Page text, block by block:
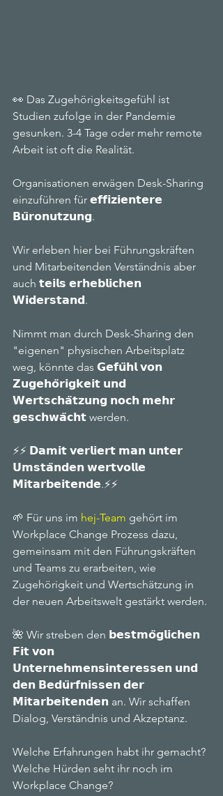
👀 Das Zugehörigkeitsgefühl ist
Studien zufolge in der Pandemie
gesunken. 3-4 Tage oder mehr remote
Arbeit ist oft die Realität.
Organisationen erwägen Desk-Sharing
einzuführen für 𝗲𝗳𝗳𝗶𝘇𝗶𝗲𝗻𝘁𝗲𝗿𝗲
𝗕𝘂̈𝗿𝗼𝗻𝘂𝘁𝘇𝘂𝗻𝗴.
Wir erleben hier bei Führungskräften
und Mitarbeitenden Verständnis aber
auch 𝘁𝗲𝗶𝗹𝘀 𝗲𝗿𝗵𝗲𝗯𝗹𝗶𝗰𝗵𝗲𝗻
𝗪𝗶𝗱𝗲𝗿𝘀𝘁𝗮𝗻𝗱.
Nimmt man durch Desk-Sharing den
"eigenen" physischen Arbeitsplatz
weg, könnte das 𝗚𝗲𝗳𝘂̈𝗵𝗹 𝘃𝗼𝗻
𝗭𝘂𝗴𝗲𝗵𝗼̈𝗿𝗶𝗴𝗸𝗲𝗶𝘁 𝘂𝗻𝗱
𝗪𝗲𝗿𝘁𝘀𝗰𝗵𝗮̈𝘁𝘇𝘂𝗻𝗴 𝗻𝗼𝗰𝗵 𝗺𝗲𝗵𝗿
𝗴𝗲𝘀𝗰𝗵𝘄𝗮̈𝗰𝗵𝘁 werden.
⚡⚡ 𝗗𝗮𝗺𝗶𝘁 𝘃𝗲𝗿𝗹𝗶𝗲𝗿𝘁 𝗺𝗮𝗻 𝘂𝗻𝘁𝗲𝗿
𝗨𝗺𝘀𝘁𝗮̈𝗻𝗱𝗲𝗻 𝘄𝗲𝗿𝘁𝘃𝗼𝗹𝗹𝗲
𝗠𝗶𝘁𝗮𝗿𝗯𝗲𝗶𝘁𝗲𝗻𝗱𝗲.⚡⚡
🌱 Für uns im hej-Team gehört im
Workplace Change Prozess dazu,
gemeinsam mit den Führungskräften
und Teams zu erarbeiten, wie
Zugehörigkeit und Wertschätzung in
der neuen Arbeitswelt gestärkt werden.
🌺 Wir streben den 𝗯𝗲𝘀𝘁𝗺𝗼̈𝗴𝗹𝗶𝗰𝗵𝗲𝗻
𝗙𝗶𝘁 𝘃𝗼𝗻
𝗨𝗻𝘁𝗲𝗿𝗻𝗲𝗵𝗺𝗲𝗻𝘀𝗶𝗻𝘁𝗲𝗿𝗲𝘀𝘀𝗲𝗻 𝘂𝗻𝗱
𝗱𝗲𝗻 𝗕𝗲𝗱𝘂̈𝗿𝗳𝗻𝗶𝘀𝘀𝗲𝗻 𝗱𝗲𝗿
𝗠𝗶𝘁𝗮𝗿𝗯𝗲𝗶𝘁𝗲𝗻𝗱𝗲𝗻 an. Wir schaffen
Dialog, Verständnis und Akzeptanz.
Welche Erfahrungen habt ihr gemacht?
Welche Hürden seht ihr noch im
Workplace Change?